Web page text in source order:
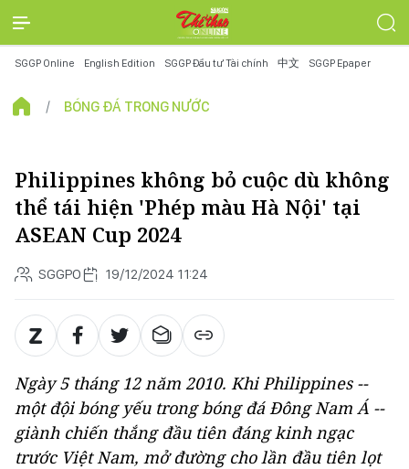
SGGP Online English Edition SGGP Đầu tư Tài chính 中文 SGGP Epaper
BÓNG ĐÁ TRONG NƯỚC
Philippines không bỏ cuộc dù không
thể tái hiện 'Phép màu Hà Nội' tại
ASEAN Cup 2024
SGGPO 19/12/2024 11:24
Ngày 5 tháng 12 năm 2010. Khi Philippines --
một đội bóng yếu trong bóng đá Đông Nam Á --
giành chiến thắng đầu tiên đáng kinh ngạc
trước Việt Nam, mở đường cho lần đầu tiên lọt